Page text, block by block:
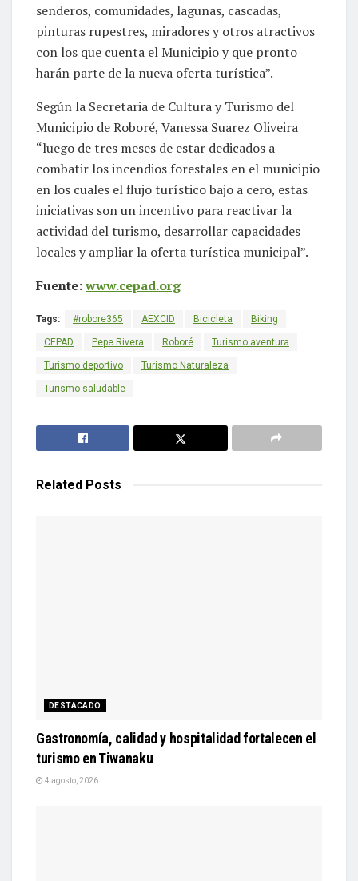
senderos, comunidades, lagunas, cascadas,
pinturas rupestres, miradores y otros atractivos
con los que cuenta el Municipio y que pronto
harán parte de la nueva oferta turística”.
Según la Secretaria de Cultura y Turismo del
Municipio de Roboré, Vanessa Suarez Oliveira
“luego de tres meses de estar dedicados a
combatir los incendios forestales en el municipio
en los cuales el flujo turístico bajo a cero, estas
iniciativas son un incentivo para reactivar la
actividad del turismo, desarrollar capacidades
locales y ampliar la oferta turística municipal”.
Fuente:www.cepad.org
Tags: #robore365 AEXCID Bicicleta Biking
CEPAD Pepe Rivera Roboré Turismo aventura
Turismo deportivo Turismo Naturaleza
Turismo saludable
Related Posts
DESTACADO
Gastronomía, calidad y hospitalidad fortalecen el
turismo en Tiwanaku
4 agosto, 2026